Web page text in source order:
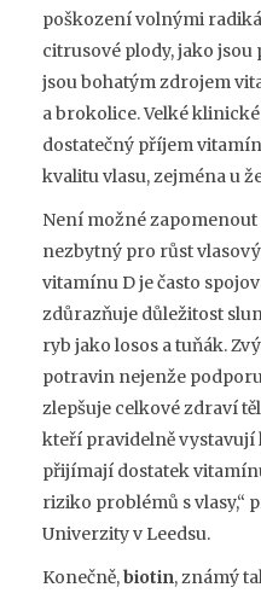
poškození volnými
citrusové plody, jako
jsou bohatým zdrojem
a brokolice. Velké
dostatečný příjem
kvalitu vlasu, zejména u
Není možné zapomenout
nezbytný pro růst
vitamínu D je často
zdůrazňuje důležitost
ryb jako losos a tuňák.
potravin nejenže
zlepšuje celkové zdraví
kteří pravidelně
přijímají dostatek
riziko problémů s vlasy,“
Univerzity v Leedsu.
Konečně,biotin, známý